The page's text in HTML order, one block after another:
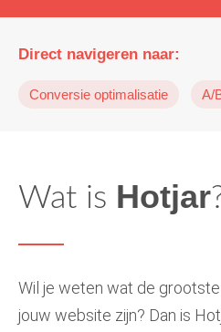
Direct navigeren naar:
Conversie optimalisatie A/
Wat is Hotjar
Wil je weten wat de
jouw website zijn? Dan is